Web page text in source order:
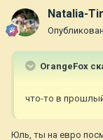
Natalia-
OrangeFox
что-то в
Юль, ты на евро